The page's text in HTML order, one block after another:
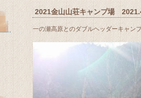
2021金山山荘キャンプ場
一の瀬高原とのダブルヘッダーキャン